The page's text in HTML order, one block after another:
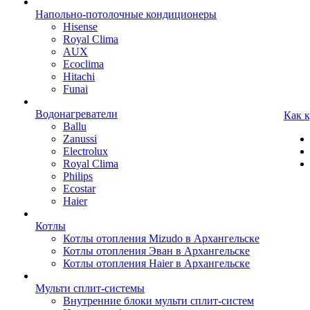
Напольно-потолочные кондиционеры
Hisense
Royal Clima
AUX
Ecoclima
Hitachi
Funai
Водонагреватели
Ballu
Zanussi
Electrolux
Royal Clima
Philips
Ecostar
Haier
Котлы
Котлы отопления Mizudo в Архангельске
Котлы отопления Эван в Архангельске
Котлы отопления Haier в Архангельске
Мульти сплит-системы
Внутренние блоки мульти сплит-систем
Как